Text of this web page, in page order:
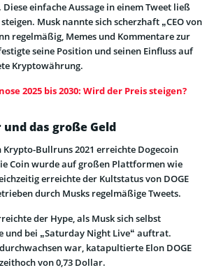
einfache Aussage in einem Tweet ließ
Musk nannte sich scherzhaft „CEO von
regelmäßig, Memes und Kommentare zur
seine Position und seinen Einfluss auf
Kryptowährung.
2025 bis 2030: Wird der Preis steigen?
das große Geld
Krypto-Bullruns 2021 erreichte Dogecoin
Coin wurde auf großen Plattformen wie
erreichte der Kultstatus von DOGE
durch Musks regelmäßige Tweets.
der Hype, als Musk sich selbst
und bei „Saturday Night Live“ auftrat.
war, katapultierte Elon DOGE
von 0,73 Dollar.